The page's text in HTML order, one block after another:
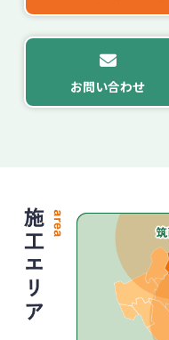
お問い合わせ